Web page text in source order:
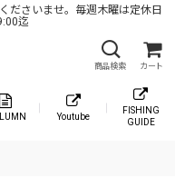
ださいませ。毎週木曜は定休日
迄
商品検索 カート
Youtube
FISHING
GUIDE